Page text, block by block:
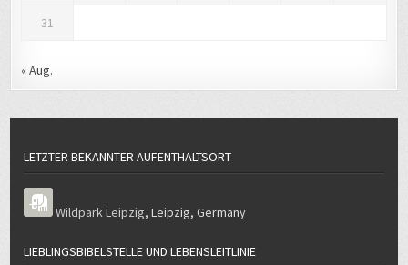
31
« Aug.
LETZTER BEKANNTER AUFENTHALTSORT
Wildpark Leipzig,Leipzig,Germany
LIEBLINGSBIBELSTELLE UND LEBENSLEITLINIE